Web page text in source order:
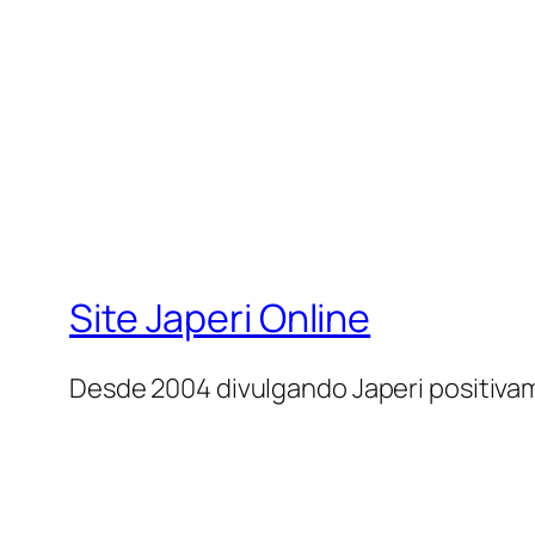
Site Japeri Online
Desde 2004 divulgando Japeri